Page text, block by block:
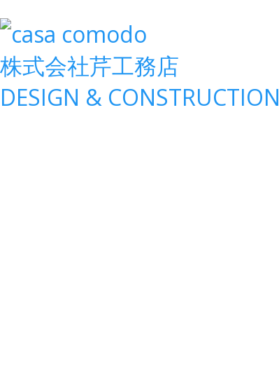
株式会社芹工務店
DESIGN & CONSTRUCTION